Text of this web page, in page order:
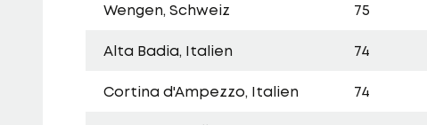
Wengen, Schweiz 75
Alta Badia, Italien 74
Cortina d'Ampezzo, Italien 74